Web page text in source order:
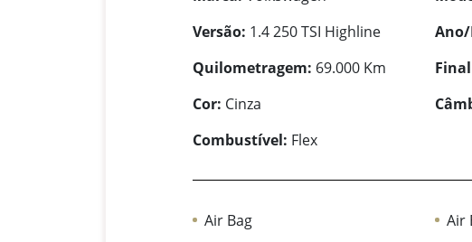
Versão: 1.4 250 TSI Highline
Quilometragem: 69.000 Km
Cor: Cinza
Combustível: Flex
Air Bag
Air